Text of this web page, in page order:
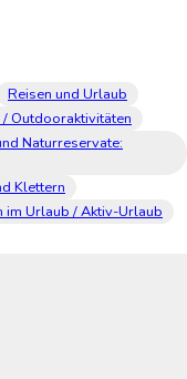
Reisen und Urlaub
/ Outdooraktivitäten
Naturreservate:
Klettern
im Urlaub / Aktiv-Urlaub